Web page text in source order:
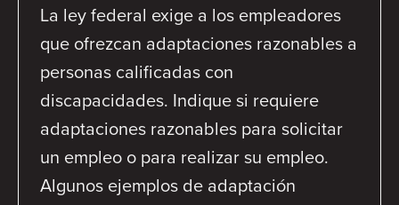
La ley federal exige a los empleadores
que ofrezcan adaptaciones razonables a
personas calificadas con
discapacidades. Indique si requiere
adaptaciones razonables para solicitar
un empleo o para realizar su empleo.
Algunos ejemplos de adaptación